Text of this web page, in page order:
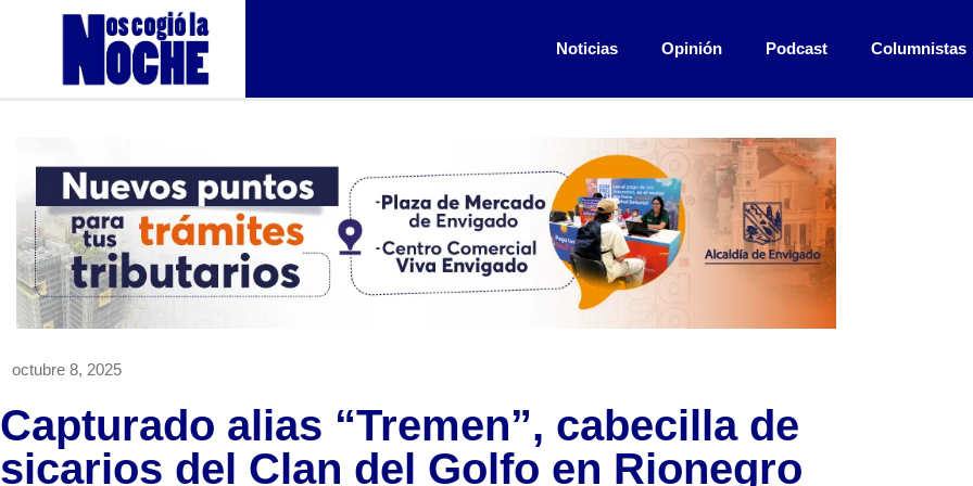
Noticias Opinión Podcast Columnistas
octubre 8, 2025
Capturado alias “Tremen”, cabecilla de
sicarios del Clan del Golfo en Rionegro